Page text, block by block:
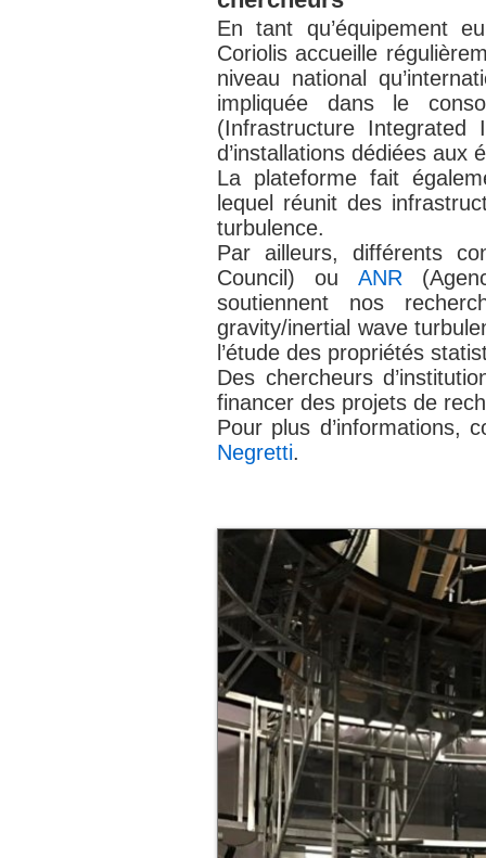
En tant qu’équipement
Coriolis accueille
niveau national
impliquée dans le
(Infrastructure Integrated
d’installations dédiées aux
La plateforme fait
lequel réunit des
turbulence.
Par ailleurs, différents
Council) ou ANR
soutiennent nos
gravity/inertial wave
l’étude des propriétés
Des chercheurs
financer des projets de
Pour plus d’informations,
Negretti.